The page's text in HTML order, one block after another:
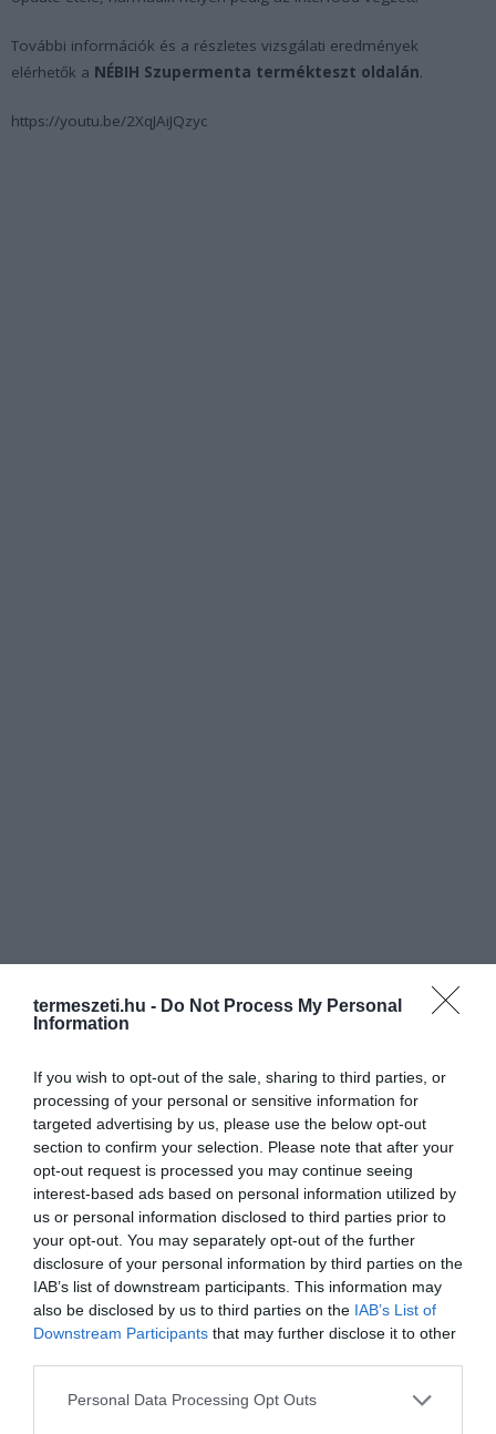
termeszeti.hu - Do Not Process My Personal
Information
If you wish to opt-out of the sale, sharing to third parties, or
processing of your personal or sensitive information for
targeted advertising by us, please use the below opt-out
section to confirm your selection. Please note that after your
opt-out request is processed you may continue seeing
interest-based ads based on personal information utilized by
us or personal information disclosed to third parties prior to
your opt-out. You may separately opt-out of the further
disclosure of your personal information by third parties on the
IAB’s list of downstream participants. This information may
also be disclosed by us to third parties on the IAB’s List of
Downstream Participants that may further disclose it to other
Please note that this website/app uses one or more Google
Personal Data Processing Opt Outs
További információk és a részletes vizsgálati eredmények
elérhetők a NÉBIH Szupermenta termékteszt oldalán.
https://youtu.be/2XqJAiJQzyc